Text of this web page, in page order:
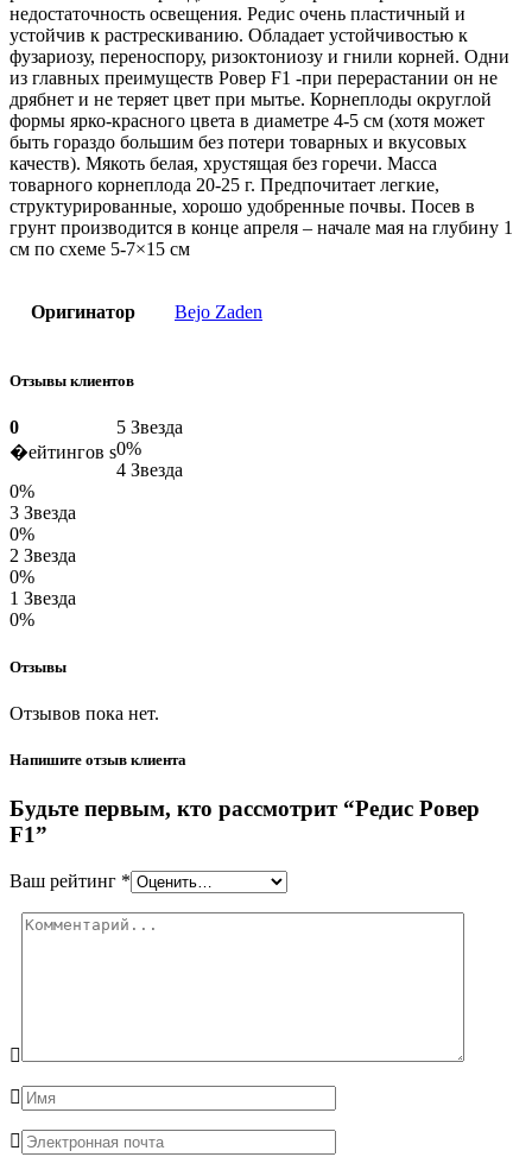
недостаточность освещения. Редис очень пластичный и
устойчив к растрескиванию. Обладает устойчивостью к
фузариозу, переноспору, ризоктониозу и гнили корней. Одни
из главных преимуществ Ровер F1 -при перерастании он не
дрябнет и не теряет цвет при мытье. Корнеплоды округлой
формы ярко-красного цвета в диаметре 4-5 см (хотя может
быть гораздо большим без потери товарных и вкусовых
качеств). Мякоть белая, хрустящая без горечи. Масса
товарного корнеплода 20-25 г. Предпочитает легкие,
структурированные, хорошо удобренные почвы. Посев в
грунт производится в конце апреля – начале мая на глубину 1
см по схеме 5-7×15 см
Оригинатор Bejo Zaden
Отзывы клиентов
0
�ейтингов s
5 Звезда
0%
4 Звезда
0%
3 Звезда
0%
2 Звезда
0%
1 Звезда
0%
Отзывы
Отзывов пока нет.
Напишите отзыв клиента
Будьте первым, кто рассмотрит “Редис Ровер
F1”
Ваш рейтинг *